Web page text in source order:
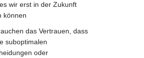
wir erst in der Zukunft
können
das Vertrauen, dass
suboptimalen
oder